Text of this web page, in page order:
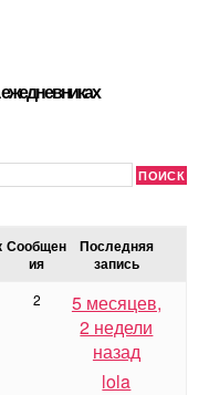
ежедневниках
Сообщен
ия
Последняя
запись
2
5 месяцев,
2 недели
назад
lola